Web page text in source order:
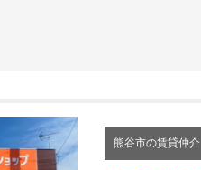
熊谷市の賃貸仲介